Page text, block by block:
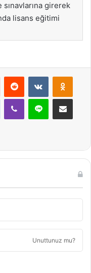
girerek
lisans eğitimi
PinterestReddit VKontakte
TelegramViber Line E-Posta ile
Unuttunuz mu?